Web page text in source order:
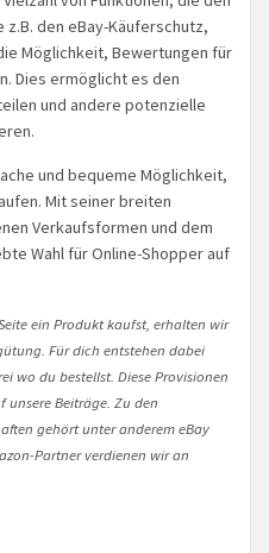
den eBay-Käuferschutz,
Möglichkeit, Bewertungen für
Dies ermöglicht es den
und andere potenzielle
und bequeme Möglichkeit,
Mit seiner breiten
Verkaufsformen und dem
Wahl für Online-Shopper auf
ein Produkt kaufst, erhalten wir
Für dich entstehen dabei
wo du bestellst. Diese Provisionen
Beiträge. Zu den
gehört unter anderem eBay
Partner verdienen wir an